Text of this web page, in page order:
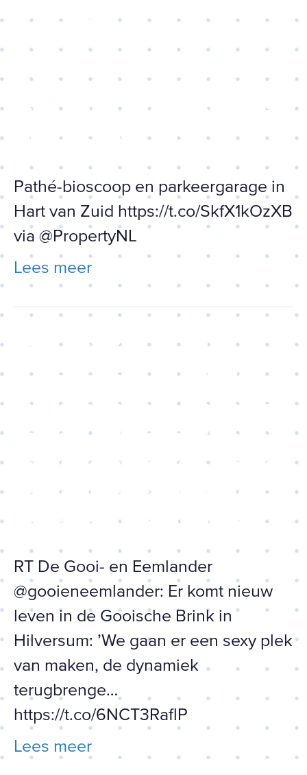
Pathé-bioscoop en
parkeergarage in Hart van
Zuid
https://t.co/SkfX1kOzXB via
@PropertyNL
Pathé-bioscoop en parkeergarage in
Hart van Zuid https://t.co/SkfX1kOzXB
via @PropertyNL
Lees meer
RT De Gooi- en Eemlander
@gooieneemlander: Er komt
nieuw leven in de Gooische
Brink in Hilversum: ’We gaan
er een sexy plek van maken,
de dynamiek terugbrenge…
https://t.co/6NCT3RaflP
RT De Gooi- en Eemlander
@gooieneemlander: Er komt nieuw
leven in de Gooische Brink in
Hilversum: ’We gaan er een sexy plek
van maken, de dynamiek
terugbrenge…
https://t.co/6NCT3RaflP
Lees meer